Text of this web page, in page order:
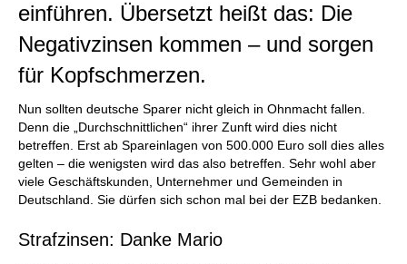
einführen. Übersetzt heißt das: Die
Negativzinsen kommen – und sorgen
für Kopfschmerzen.
Nun sollten deutsche Sparer nicht gleich in Ohnmacht fallen.
Denn die „Durchschnittlichen“ ihrer Zunft wird dies nicht
betreffen. Erst ab Spareinlagen von 500.000 Euro soll dies alles
gelten – die wenigsten wird das also betreffen. Sehr wohl aber
viele Geschäftskunden, Unternehmer und Gemeinden in
Deutschland. Sie dürfen sich schon mal bei der EZB bedanken.
Strafzinsen: Danke Mario